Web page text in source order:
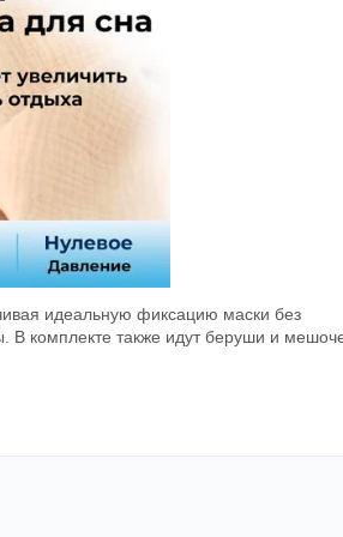
идеальную фиксацию маски без
В комплекте также идут беруши и